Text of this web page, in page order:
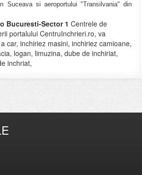
Suceava si aeroportului "Transilvania" din
Bucuresti-Sector 1 Centrele de
portalului CentruInchrieri.ro, va
car, inchiriez masini, inchiriez camioane,
logan, limuzina, dube de inchiriat,
inchriat,